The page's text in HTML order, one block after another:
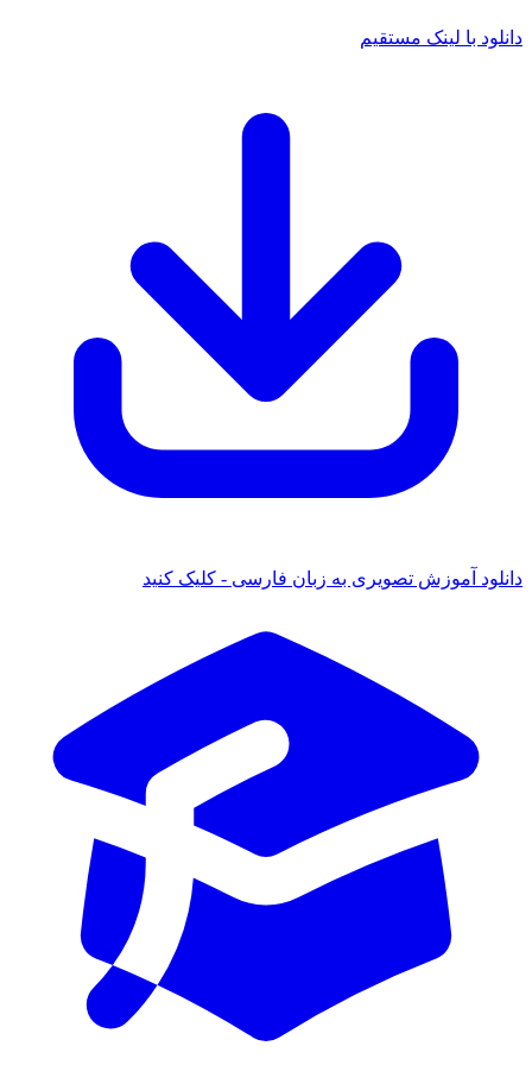
با لینک مستقیم
آموزش تصویری به زبان فارسی - کلیک کنید